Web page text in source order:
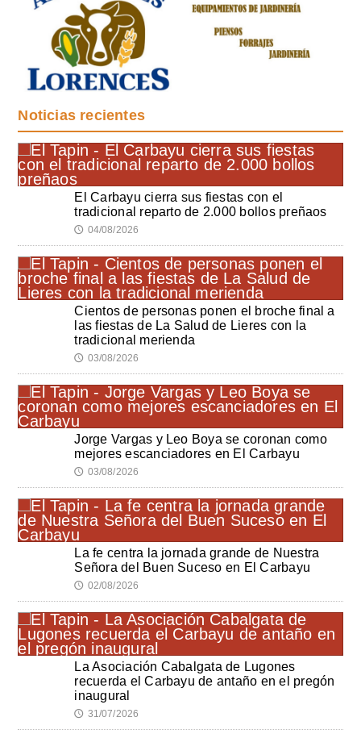
Noticias recientes
El Carbayu cierra sus fiestas con el
tradicional reparto de 2.000 bollos preñaos
🕔 04/08/2026
Cientos de personas ponen el broche final a
las fiestas de La Salud de Lieres con la
tradicional merienda
🕔 03/08/2026
Jorge Vargas y Leo Boya se coronan como
mejores escanciadores en El Carbayu
🕔 03/08/2026
La fe centra la jornada grande de Nuestra
Señora del Buen Suceso en El Carbayu
🕔 02/08/2026
La Asociación Cabalgata de Lugones
recuerda el Carbayu de antaño en el pregón
inaugural
🕔 31/07/2026